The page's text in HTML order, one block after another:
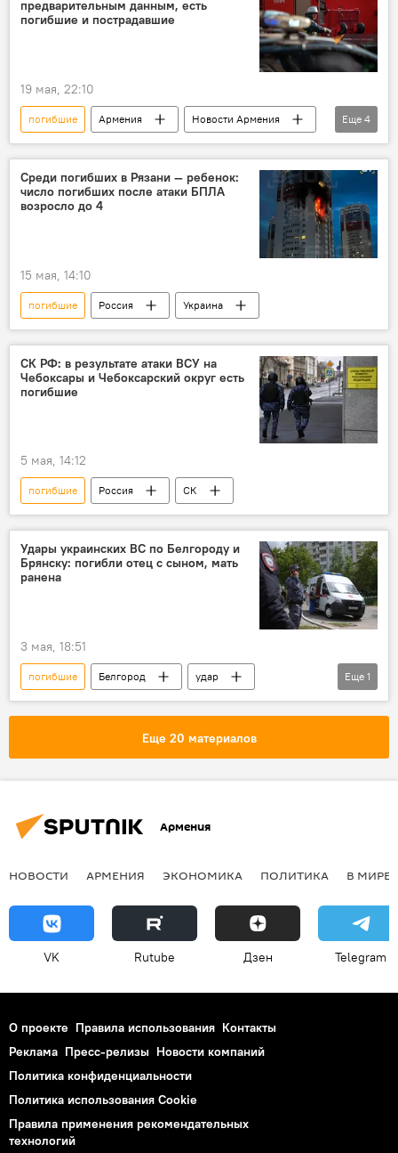
предварительным данным, есть
погибшие и пострадавшие
19 мая, 22:10
погибшие Армения
Новости Армения
Общество
пожар
Масис
пострадавшие
Еще 4
Среди погибших в Рязани — ребенок:
число погибших после атаки БПЛА
возросло до 4
15 мая, 14:10
погибшие Россия Украина
СК РФ: в результате атаки ВСУ на
Чебоксары и Чебоксарский округ есть
погибшие
5 мая, 14:12
погибшие Россия СК
Удары украинских ВС по Белгороду и
Брянску: погибли отец с сыном, мать
ранена
3 мая, 18:51
погибшие Белгород
удар
Брянск
Еще 1
Еще 20 материалов
Армения
НОВОСТИ АРМЕНИЯ ЭКОНОМИКА ПОЛИТИКА В МИРЕ
VK Rutube Дзен Telegram
О проекте Правила использования Контакты
Реклама Пресс-релизы Новости компаний
Политика конфиденциальности
Политика использования Cookie
Правила применения рекомендательных
технологий